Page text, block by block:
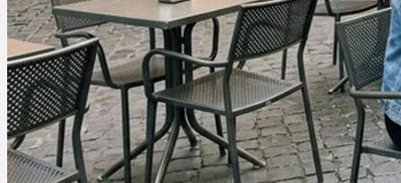
Angststörungen
Chronische Migräne
Depressionen